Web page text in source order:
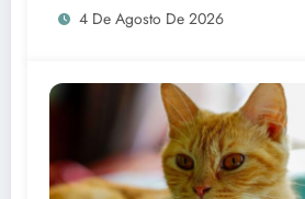
4 De Agosto De 2026